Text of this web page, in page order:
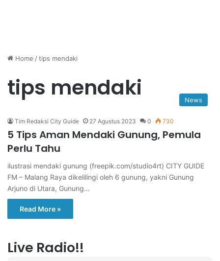
Home /tips mendaki
tips mendaki News
Tim Redaksi City Guide 27 Agustus 2023 0 730
5 Tips Aman Mendaki Gunung, Pemula
Perlu Tahu
ilustrasi mendaki gunung (freepik.com/studio4rt) CITY GUIDE
FM – Malang Raya dikelilingi oleh 6 gunung, yakni Gunung
Arjuno di Utara, Gunung…
Read More »
Live Radio!!